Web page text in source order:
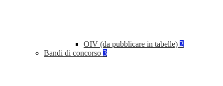
OIV (da pubblicare in tabelle) 2
Bandi di concorso 3